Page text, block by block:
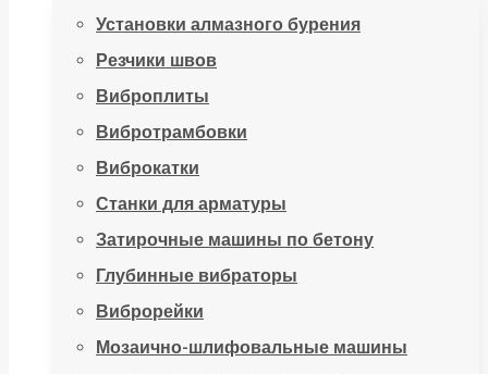
Установки алмазного бурения
Резчики швов
Виброплиты
Вибротрамбовки
Виброкатки
Станки для арматуры
Затирочные машины по бетону
Глубинные вибраторы
Виброрейки
Мозаично-шлифовальные машины